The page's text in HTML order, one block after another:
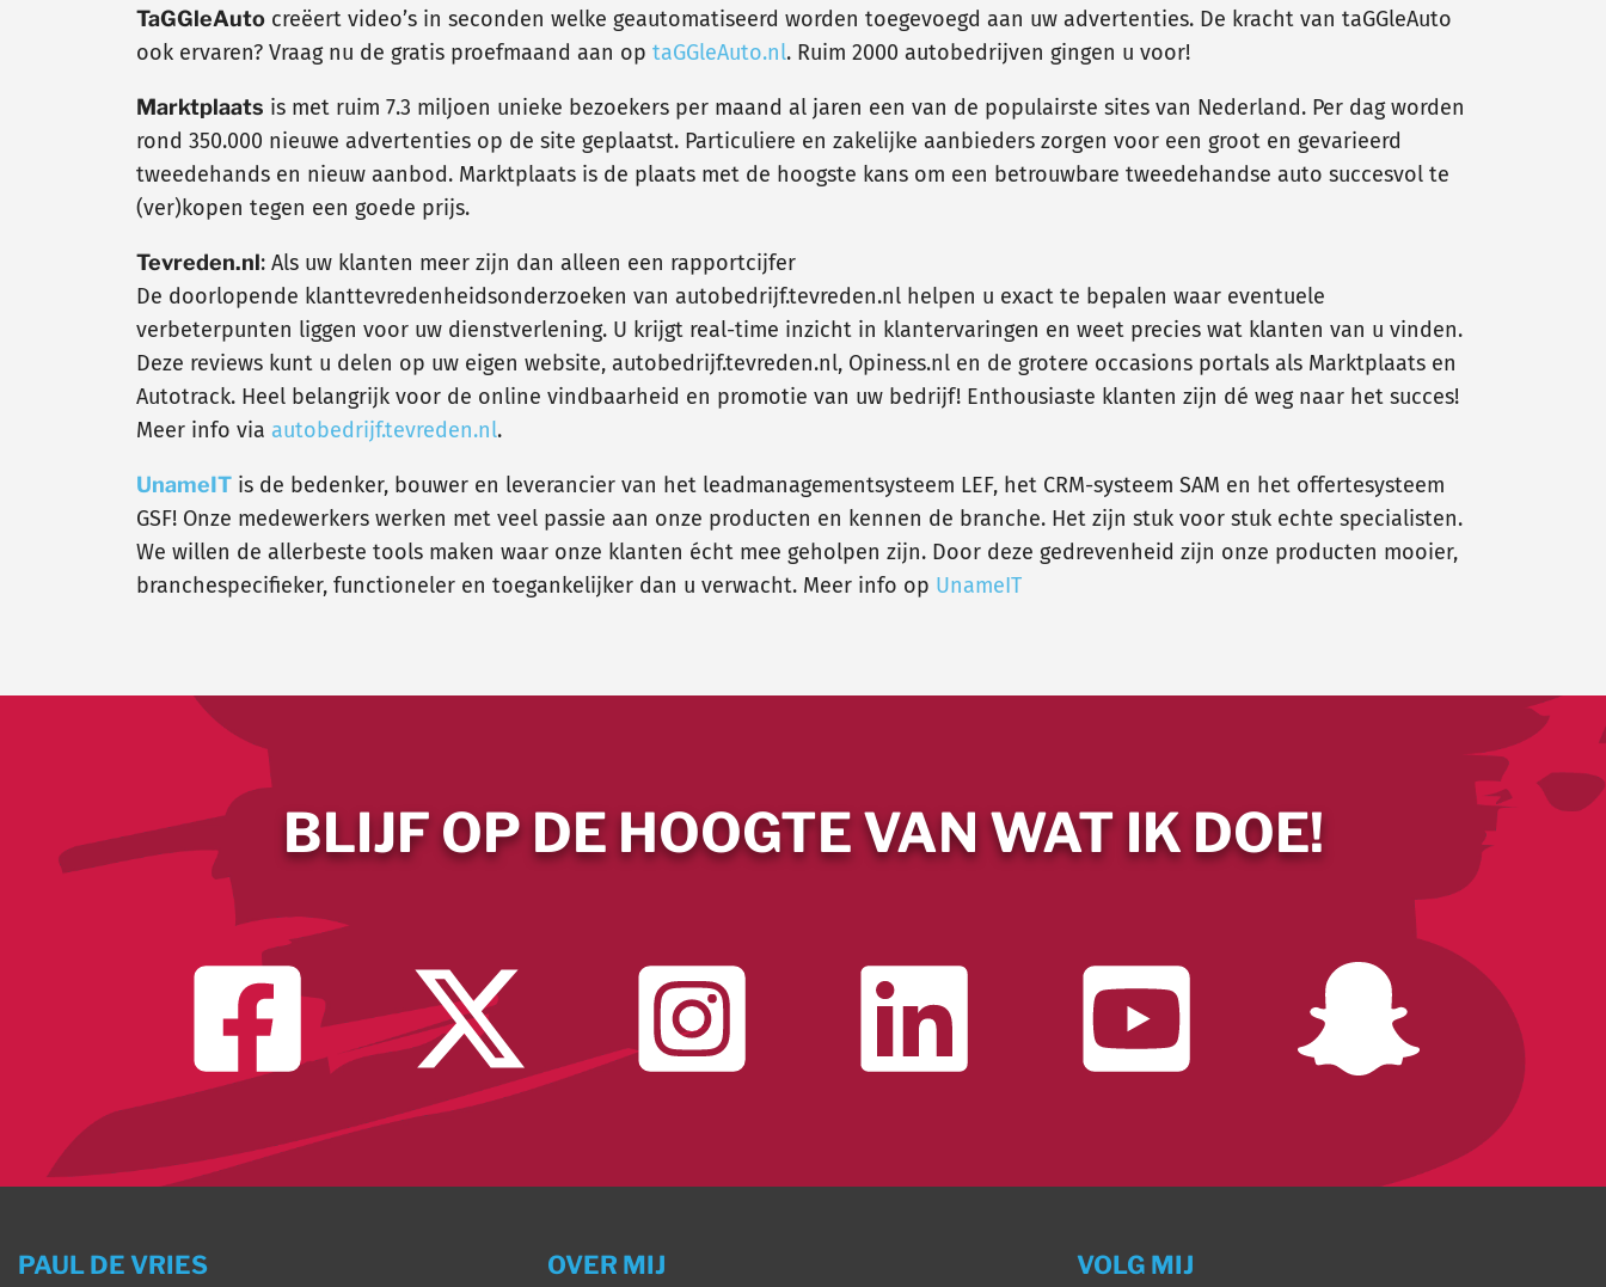
TaGGleAuto creëert video’s in seconden welke geautomatiseerd worden toegevoegd aan uw advertenties. De kracht van taGGleAuto
ook ervaren? Vraag nu de gratis proefmaand aan op taGGleAuto.nl. Ruim 2000 autobedrijven gingen u voor!
Marktplaats is met ruim 7.3 miljoen unieke bezoekers per maand al jaren een van de populairste sites van Nederland. Per dag worden
rond 350.000 nieuwe advertenties op de site geplaatst. Particuliere en zakelijke aanbieders zorgen voor een groot en gevarieerd
tweedehands en nieuw aanbod. Marktplaats is de plaats met de hoogste kans om een betrouwbare tweedehandse auto succesvol te
(ver)kopen tegen een goede prijs.
Tevreden.nl: Als uw klanten meer zijn dan alleen een rapportcijfer
De doorlopende klanttevredenheidsonderzoeken van autobedrijf.tevreden.nl helpen u exact te bepalen waar eventuele
verbeterpunten liggen voor uw dienstverlening. U krijgt real-time inzicht in klantervaringen en weet precies wat klanten van u vinden.
Deze reviews kunt u delen op uw eigen website, autobedrijf.tevreden.nl, Opiness.nl en de grotere occasions portals als Marktplaats en
Autotrack. Heel belangrijk voor de online vindbaarheid en promotie van uw bedrijf! Enthousiaste klanten zijn dé weg naar het succes!
Meer info via autobedrijf.tevreden.nl.
UnameIT is de bedenker, bouwer en leverancier van het leadmanagementsysteem LEF, het CRM-systeem SAM en het offertesysteem
GSF! Onze medewerkers werken met veel passie aan onze producten en kennen de branche. Het zijn stuk voor stuk echte specialisten.
We willen de allerbeste tools maken waar onze klanten écht mee geholpen zijn. Door deze gedrevenheid zijn onze producten mooier,
branchespecifieker, functioneler en toegankelijker dan u verwacht. Meer info op UnameIT
BLIJF OP DE HOOGTE VAN WAT IK DOE!
PAUL DE VRIES OVER MIJ VOLG MIJ